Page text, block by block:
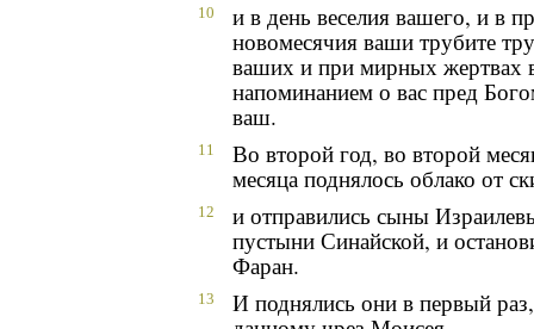
10
и в день веселия вашего, и в
новомесячия ваши трубите
ваших и при мирных жертвах
напоминанием о вас пред
ваш.
11
Во второй год, во второй
месяца поднялось облако от
12
и отправились сыны
пустыни Синайской, и
Фаран.
13
И поднялись они в первый